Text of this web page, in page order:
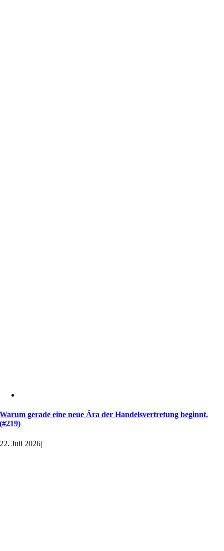
Warum gerade eine neue Ära der Handelsvertretung beginnt.
(#219)
22. Juli 2026|